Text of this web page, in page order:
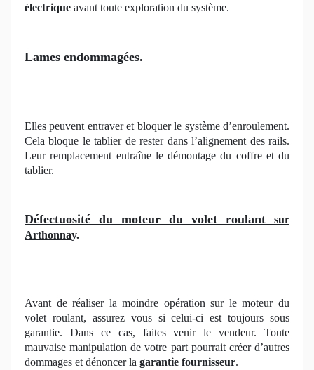
électrique avant toute exploration du système.
Lames endommagées.
Elles peuvent entraver et bloquer le système d’enroulement.
Cela bloque le tablier de rester dans l’alignement des rails.
Leur remplacement entraîne le démontage du coffre et du
tablier.
Défectuosité du moteur du volet roulant sur
Arthonnay.
Avant de réaliser la moindre opération sur le moteur du
volet roulant, assurez vous si celui-ci est toujours sous
garantie. Dans ce cas, faites venir le vendeur. Toute
mauvaise manipulation de votre part pourrait créer d’autres
dommages et dénoncer la garantie fournisseur.